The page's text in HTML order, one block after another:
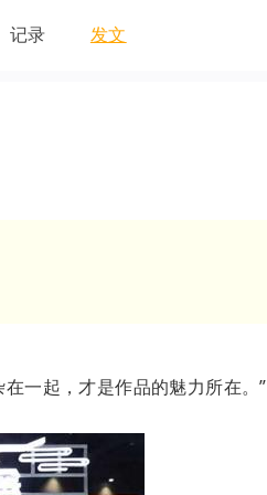
记录 发文
一起，才是作品的魅力所在。”